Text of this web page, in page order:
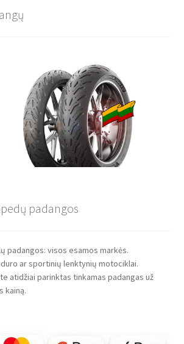
padangos
padangos: visos esamos markės.
ar sportinių lenktynių motociklai.
atidžiai parinktas tinkamas padangas už
kainą.